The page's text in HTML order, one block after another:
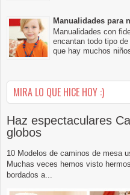
Manualidades para
Manualidades con
encantan todo tipo
que hay muchos
MIRA LO QUE HICE HOY :)
Haz espectaculares
globos
10 Modelos de caminos de mesa
Muchas veces hemos visto
bordados a...